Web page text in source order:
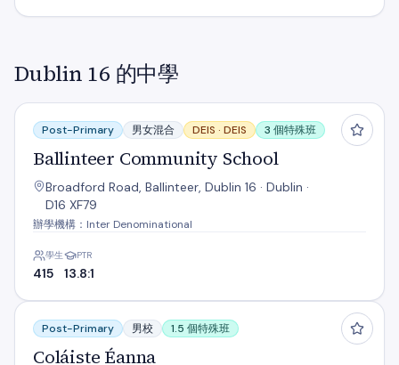
Dublin 16 的中學
Ballinteer Community School
Post-Primary 男女混合 DEIS · DEIS 3 個特殊班
Ballinteer Community School
Broadford Road, Ballinteer, Dublin 16 · Dublin ·
D16 XF79
辦學機構：Inter Denominational
學生
415
PTR
13.8:1
Coláiste Éanna
Post-Primary 男校 1.5 個特殊班
Coláiste Éanna